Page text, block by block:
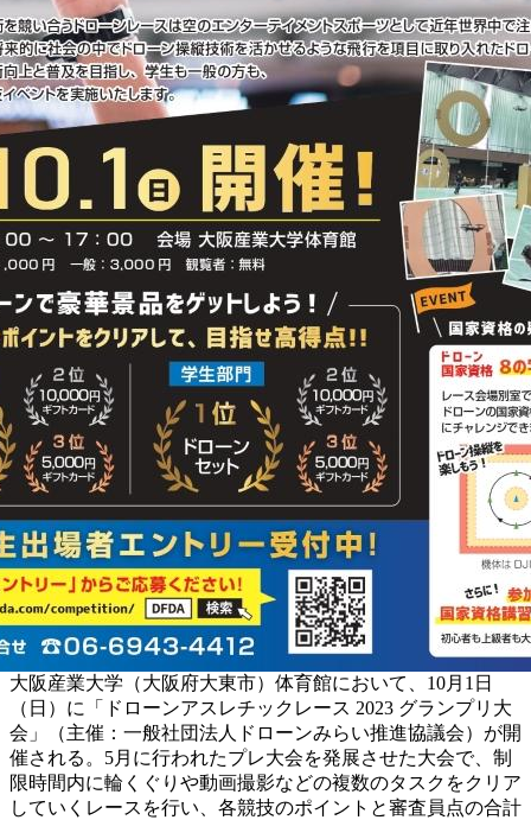
大阪産業大学（大阪府大東市）体育館において、10月1日
（日）に「ドローンアスレチックレース 2023 グランプリ大
会」（主催：一般社団法人ドローンみらい推進協議会）が開
催される。5月に行われたプレ大会を発展させた大会で、制
限時間内に輪くぐりや動画撮影などの複数のタスクをクリア
していくレースを行い、各競技のポイントと審査員点の合計